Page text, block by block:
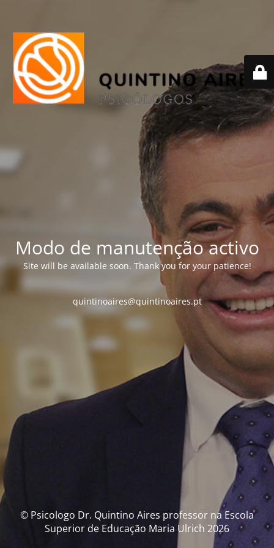
Modo de manutenção activo
Site will be available soon. Thank you for your patience!
quintinoaires@quintinoaires.pt
© Psicologo Dr. Quintino Aires professor na Escola
Superior de Educação Maria Ulrich 2026